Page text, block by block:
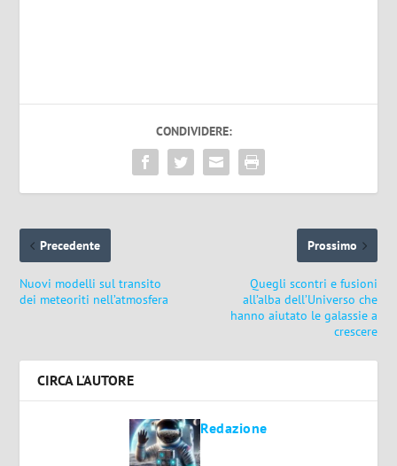
CONDIVIDERE:
Precedente
Nuovi modelli sul transito
dei meteoriti nell’atmosfera
Prossimo
Quegli scontri e fusioni
all’alba dell’Universo che
hanno aiutato le galassie a
crescere
CIRCA L'AUTORE
Redazione